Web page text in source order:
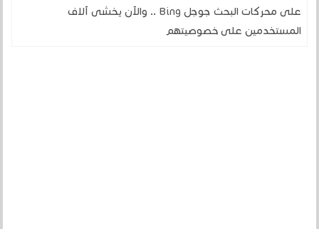
على محركات البحث جوجل Bing .. والآن يخشى آلاف
المستخدمين على خصوصيتهم